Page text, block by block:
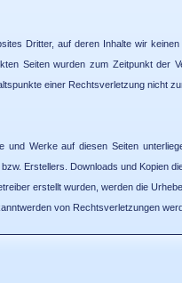
Dritter, auf deren Inhalte wir
Seiten wurden zum Zeitpunkt der
einer Rechtsverletzung nicht
und Werke auf diesen Seiten
Erstellers. Downloads und Kopien
erstellt wurden, werden die
von Rechtsverletzungen